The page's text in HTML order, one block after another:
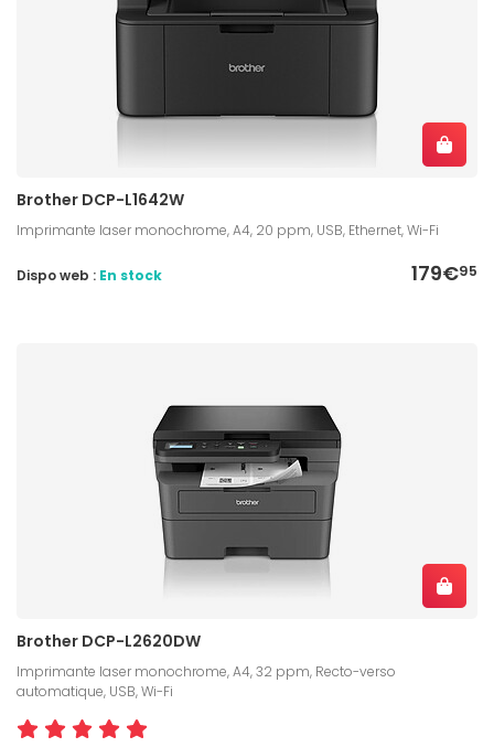
Brother DCP-L1642W
Imprimante laser monochrome, A4, 20 ppm, USB, Ethernet, Wi-Fi
179€95
Dispo web : En stock
Brother DCP-L2620DW
Imprimante laser monochrome, A4, 32 ppm, Recto-verso
automatique, USB, Wi-Fi